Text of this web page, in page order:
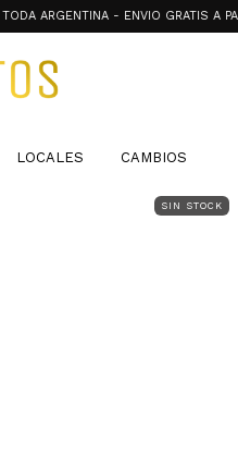
- ENVIO GRATIS A PARTIR
LOCALES CAMBIOS
SIN STOCK